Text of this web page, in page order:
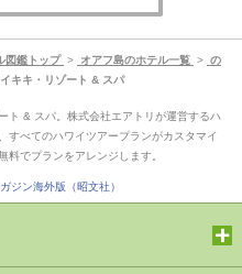
図鑑トップ > オアフ島のホテル一覧 > の
キキ・リゾート & スパ
ト & スパ。株式会社エアトリが運営するハ
すべてのハワイツアープランがカスタマイ
料でプランをアレンジします。
ジン海外版（昭文社）